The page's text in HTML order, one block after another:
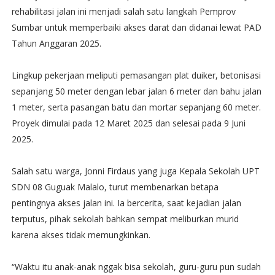
rehabilitasi jalan ini menjadi salah satu langkah Pemprov
Sumbar untuk memperbaiki akses darat dan didanai lewat PAD
Tahun Anggaran 2025.
Lingkup pekerjaan meliputi pemasangan plat duiker, betonisasi
sepanjang 50 meter dengan lebar jalan 6 meter dan bahu jalan
1 meter, serta pasangan batu dan mortar sepanjang 60 meter.
Proyek dimulai pada 12 Maret 2025 dan selesai pada 9 Juni
2025.
Salah satu warga, Jonni Firdaus yang juga Kepala Sekolah UPT
SDN 08 Guguak Malalo, turut membenarkan betapa
pentingnya akses jalan ini. Ia bercerita, saat kejadian jalan
terputus, pihak sekolah bahkan sempat meliburkan murid
karena akses tidak memungkinkan.
“Waktu itu anak-anak nggak bisa sekolah, guru-guru pun sudah